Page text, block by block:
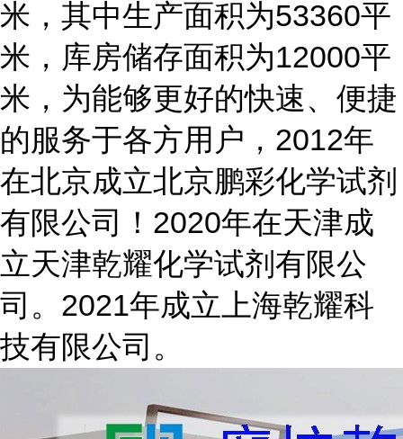
米，其中生产面积为53360平
米，库房储存面积为12000平
米，为能够更好的快速、便捷
的服务于各方用户，2012年
在北京成立北京鹏彩化学试剂
有限公司！2020年在天津成
立天津乾耀化学试剂有限公
司。2021年成立上海乾耀科
技有限公司。